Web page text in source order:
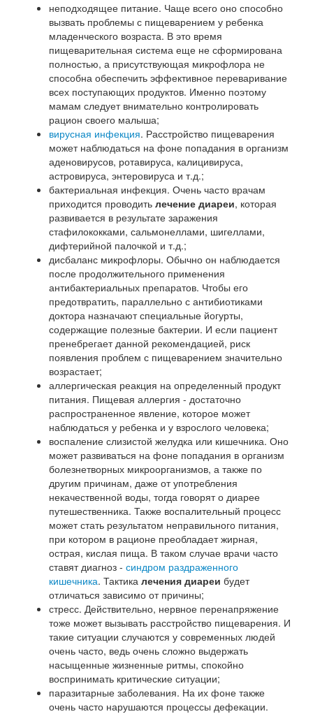
неподходящее питание. Чаще всего оно способно
вызвать проблемы с пищеварением у ребенка
младенческого возраста. В это время
пищеварительная система еще не сформирована
полностью, а присутствующая микрофлора не
способна обеспечить эффективное переваривание
всех поступающих продуктов. Именно поэтому
мамам следует внимательно контролировать
рацион своего малыша;
вирусная инфекция. Расстройство пищеварения
может наблюдаться на фоне попадания в организм
аденовирусов, ротавируса, калицивируса,
астровируса, энтеровируса и т.д.;
бактериальная инфекция. Очень часто врачам
приходится проводить лечение диареи, которая
развивается в результате заражения
стафилококками, сальмонеллами, шигеллами,
дифтерийной палочкой и т.д.;
дисбаланс микрофлоры. Обычно он наблюдается
после продолжительного применения
антибактериальных препаратов. Чтобы его
предотвратить, параллельно с антибиотиками
доктора назначают специальные йогурты,
содержащие полезные бактерии. И если пациент
пренебрегает данной рекомендацией, риск
появления проблем с пищеварением значительно
возрастает;
аллергическая реакция на определенный продукт
питания. Пищевая аллергия - достаточно
распространенное явление, которое может
наблюдаться у ребенка и у взрослого человека;
воспаление слизистой желудка или кишечника. Оно
может развиваться на фоне попадания в организм
болезнетворных микроорганизмов, а также по
другим причинам, даже от употребления
некачественной воды, тогда говорят о диарее
путешественника. Также воспалительный процесс
может стать результатом неправильного питания,
при котором в рационе преобладает жирная,
острая, кислая пища. В таком случае врачи часто
ставят диагноз - синдром раздраженного
кишечника. Тактика лечения диареи будет
отличаться зависимо от причины;
стресс. Действительно, нервное перенапряжение
тоже может вызывать расстройство пищеварения. И
такие ситуации случаются у современных людей
очень часто, ведь очень сложно выдержать
насыщенные жизненные ритмы, спокойно
воспринимать критические ситуации;
паразитарные заболевания. На их фоне также
очень часто нарушаются процессы дефекации.